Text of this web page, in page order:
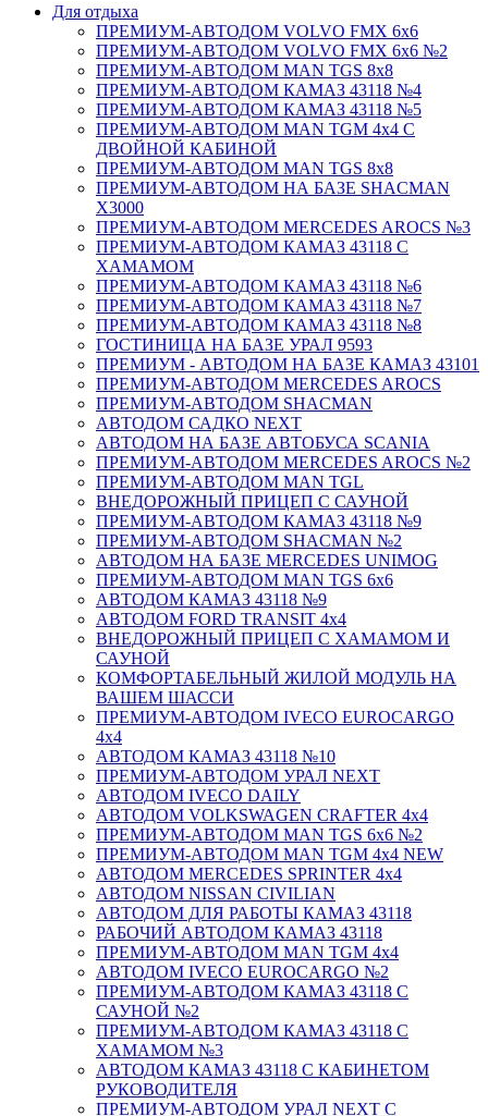
Для отдыха
ПРЕМИУМ-АВТОДОМ VOLVO FMX 6x6
ПРЕМИУМ-АВТОДОМ VOLVO FMX 6x6 №2
ПРЕМИУМ-АВТОДОМ MAN TGS 8х8
ПРЕМИУМ-АВТОДОМ КАМАЗ 43118 №4
ПРЕМИУМ-АВТОДОМ КАМАЗ 43118 №5
ПРЕМИУМ-АВТОДОМ MAN TGM 4х4 С
ДВОЙНОЙ КАБИНОЙ
ПРЕМИУМ-АВТОДОМ MAN TGS 8х8
ПРЕМИУМ-АВТОДОМ НА БАЗЕ SHACMAN
X3000
ПРЕМИУМ-АВТОДОМ MERCEDES AROCS №3
ПРЕМИУМ-АВТОДОМ КАМАЗ 43118 С
ХАМАМОМ
ПРЕМИУМ-АВТОДОМ КАМАЗ 43118 №6
ПРЕМИУМ-АВТОДОМ КАМАЗ 43118 №7
ПРЕМИУМ-АВТОДОМ КАМАЗ 43118 №8
ГОСТИНИЦА НА БАЗЕ УРАЛ 9593
ПРЕМИУМ - АВТОДОМ НА БАЗЕ КАМАЗ 43101
ПРЕМИУМ-АВТОДОМ MERCEDES AROCS
ПРЕМИУМ-АВТОДОМ SHACMAN
АВТОДОМ САДКО NEXT
АВТОДОМ НА БАЗЕ АВТОБУСА SCANIA
ПРЕМИУМ-АВТОДОМ MERCEDES AROCS №2
ПРЕМИУМ-АВТОДОМ MAN TGL
ВНЕДОРОЖНЫЙ ПРИЦЕП С САУНОЙ
ПРЕМИУМ-АВТОДОМ КАМАЗ 43118 №9
ПРЕМИУМ-АВТОДОМ SHACMAN №2
АВТОДОМ НА БАЗЕ MERCEDES UNIMOG
ПРЕМИУМ-АВТОДОМ MAN TGS 6х6
АВТОДОМ КАМАЗ 43118 №9
АВТОДОМ FORD TRANSIT 4x4
ВНЕДОРОЖНЫЙ ПРИЦЕП С ХАМАМОМ И
САУНОЙ
КОМФОРТАБЕЛЬНЫЙ ЖИЛОЙ МОДУЛЬ НА
ВАШЕМ ШАССИ
ПРЕМИУМ-АВТОДОМ IVECO EUROCARGO
4х4
АВТОДОМ КАМАЗ 43118 №10
ПРЕМИУМ-АВТОДОМ УРАЛ NEXT
АВТОДОМ IVECO DAILY
АВТОДОМ VOLKSWAGEN CRAFTER 4х4
ПРЕМИУМ-АВТОДОМ MAN TGS 6х6 №2
ПРЕМИУМ-АВТОДОМ MAN TGM 4x4 NEW
АВТОДОМ MERCEDES SPRINTER 4x4
АВТОДОМ NISSAN CIVILIAN
АВТОДОМ ДЛЯ РАБОТЫ КАМАЗ 43118
РАБОЧИЙ АВТОДОМ КАМАЗ 43118
ПРЕМИУМ-АВТОДОМ MAN TGM 4x4
АВТОДОМ IVECO EUROCARGO №2
ПРЕМИУМ-АВТОДОМ КАМАЗ 43118 С
САУНОЙ №2
ПРЕМИУМ-АВТОДОМ КАМАЗ 43118 С
ХАМАМОМ №3
АВТОДОМ КАМАЗ 43118 С КАБИНЕТОМ
РУКОВОДИТЕЛЯ
ПРЕМИУМ-АВТОДОМ УРАЛ NEXT С